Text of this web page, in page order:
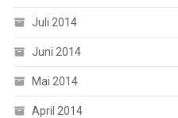
Juli 2014
Juni 2014
Mai 2014
April 2014